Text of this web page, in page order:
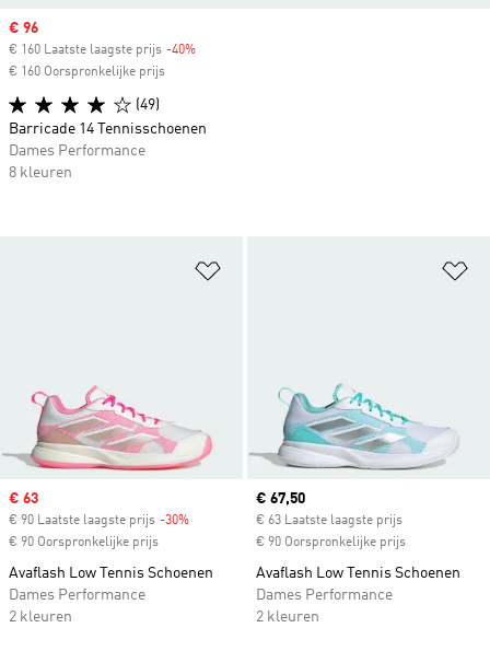
Sale price
€ 63
€ 90 Laatste laagste prijs -30%
€ 90 Oorspronkelijke prijs
Avaflash Low Tennis Schoenen
Dames Performance
2 kleuren
Current price
€ 67,50
€ 63 Laatste laagste prijs
€ 90 Oorspronkelijke prijs
Avaflash Low Tennis Schoenen
Dames Performance
2 kleuren
Sale price
€ 96
€ 160 Laatste laagste prijs -40%
€ 160 Oorspronkelijke prijs
(49)
Barricade 14 Tennisschoenen
Dames Performance
8 kleuren